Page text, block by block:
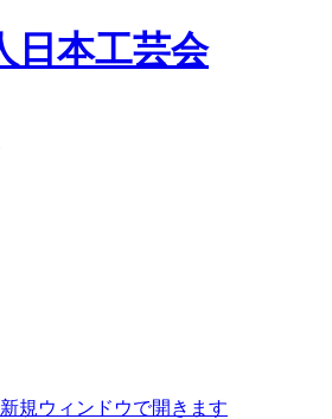
新規ウィンドウで開きます